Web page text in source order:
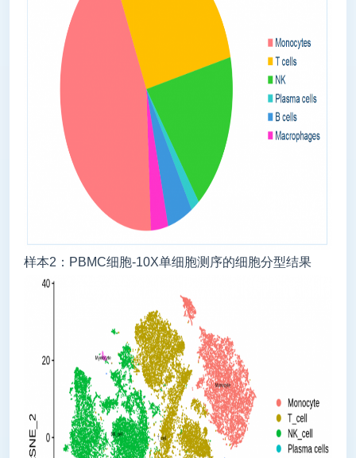
样本2：PBMC细胞-10X单细胞测序的细胞分型结果